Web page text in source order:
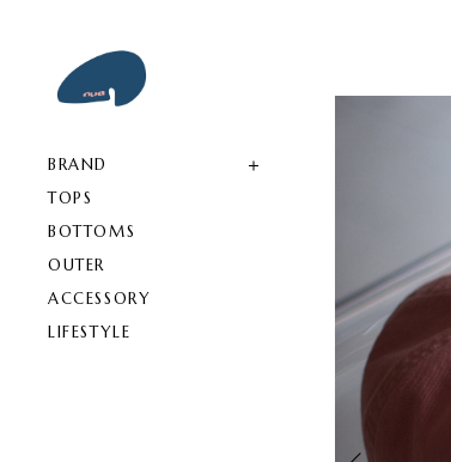
BRAND
TOPS
BOTTOMS
OUTER
ACCESSORY
LIFESTYLE